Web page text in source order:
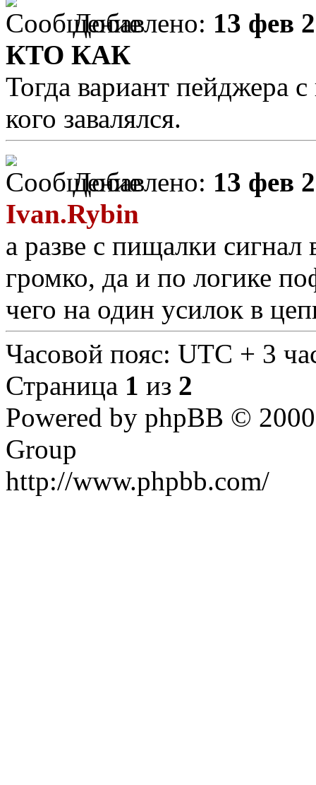
Добавлено: 13 фев
КТО КАК
Тогда вариант пейджера
кого завалялся.
Добавлено: 13 фев
Ivan.Rybin
а разве с пищалки сигнал
громко, да и по логике
чего на один усилок в
Часовой пояс: UTC + 3
Страница 1 из 2
Powered by phpBB ©
Group
http://www.phpbb.com/